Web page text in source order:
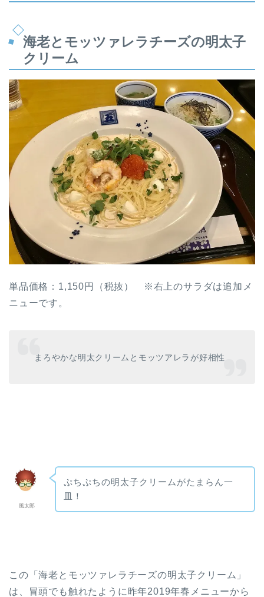
海老とモッツァレラチーズの明太子
クリーム
単品価格：1,150円（税抜） ※右上のサラダは追加メ
ニューです。
まろやかな明太クリームとモッツアレラが好相性
風太郎
ぷちぷちの明太子クリームがたまらん一
皿！
この「海老とモッツァレラチーズの明太子クリーム」
は、冒頭でも触れたように昨年2019年春メニューから